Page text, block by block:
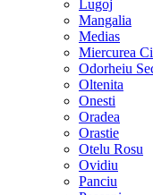
Lugoj
Mangalia
Medias
Miercurea
Odorheiu
Oltenita
Onesti
Oradea
Orastie
Otelu Rosu
Ovidiu
Panciu